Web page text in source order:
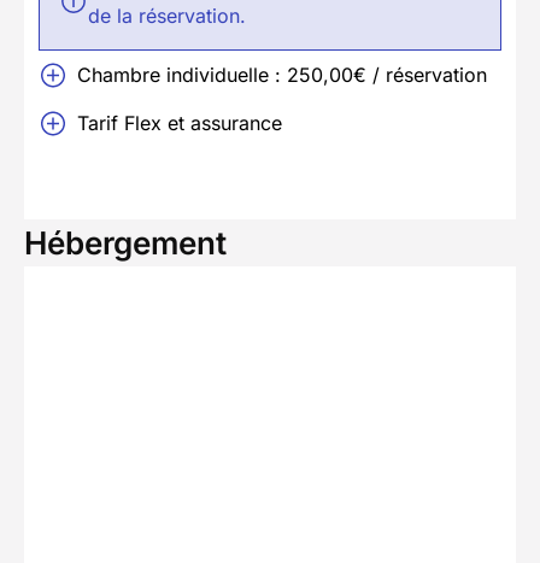
de la réservation.
Chambre individuelle : 250,00€ / réservation
Tarif Flex et assurance
Hébergement